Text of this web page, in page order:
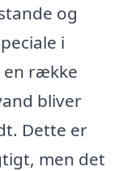
og
i
en række
bliver
Dette er
men det